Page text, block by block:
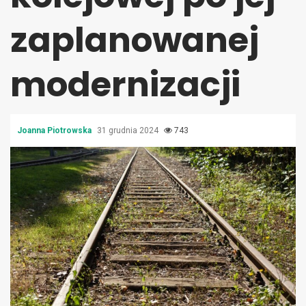
zaplanowanej
modernizacji
Joanna Piotrowska 31 grudnia 2024 743